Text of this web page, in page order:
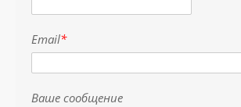
Email*
Ваше сообщение